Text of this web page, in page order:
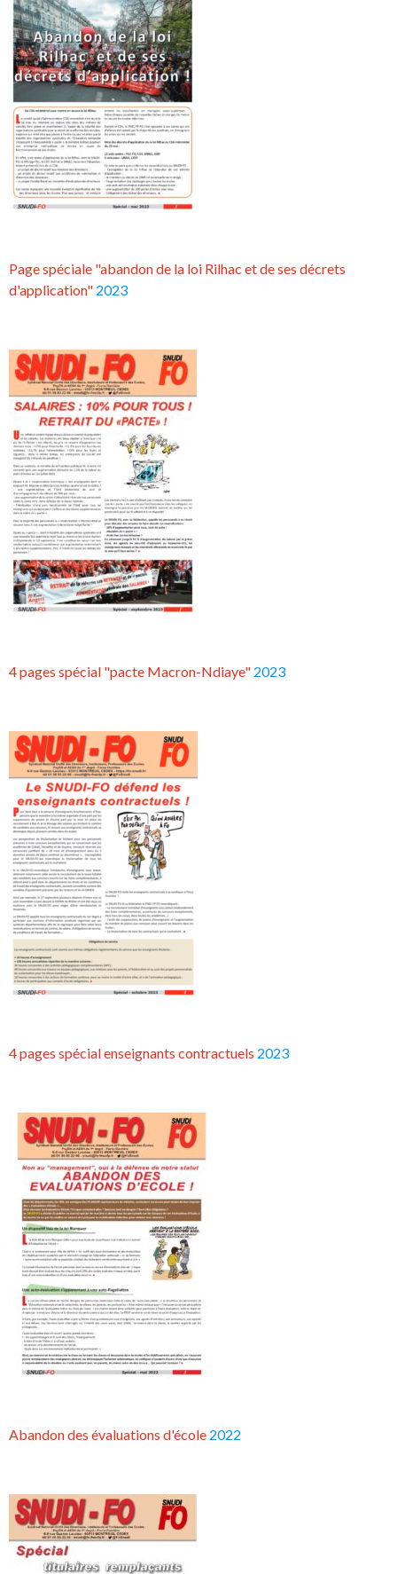
Page spéciale "abandon de la loi Rilhac et de ses décrets
d'application" 2023
4 pages spécial "pacte Macron-Ndiaye" 2023
4 pages spécial enseignants contractuels 2023
Abandon des évaluations d'école 2022